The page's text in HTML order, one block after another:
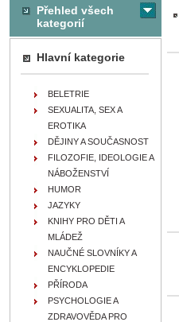
Přehled všech
kategorií
Hlavní kategorie
BELETRIE
SEXUALITA, SEX A
EROTIKA
DĚJINY A SOUČASNOST
FILOZOFIE, IDEOLOGIE A
NÁBOŽENSTVÍ
HUMOR
JAZYKY
KNIHY PRO DĚTI A
MLÁDEŽ
NAUČNÉ SLOVNÍKY A
ENCYKLOPEDIE
PŘÍRODA
PSYCHOLOGIE A
ZDRAVOVĚDA PRO